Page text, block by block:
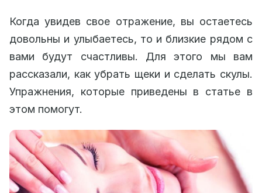
Когда увидев свое отражение, вы остаетесь
довольны и улыбаетесь, то и близкие рядом с
вами будут счастливы. Для этого мы вам
рассказали, как убрать щеки и сделать скулы.
Упражнения, которые приведены в статье в
этом помогут.